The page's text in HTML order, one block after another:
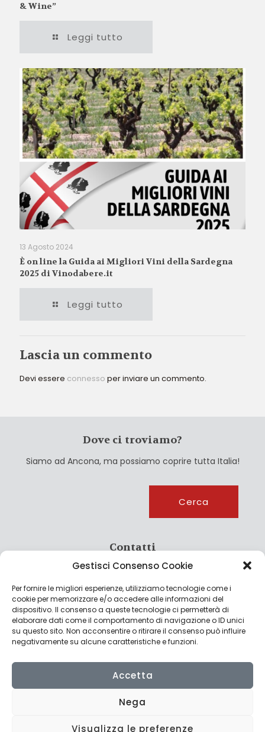
Gestisci Consenso Cookie
Per fornire le migliori esperienze, utilizziamo tecnologie come i
cookie per memorizzare e/o accedere alle informazioni del
dispositivo. Il consenso a queste tecnologie ci permetterà di
elaborare dati come il comportamento di navigazione o ID unici
su questo sito. Non acconsentire o ritirare il consenso può influire
negativamente su alcune caratteristiche e funzioni.
Accetta
Nega
Visualizza le preferenze
& Wine”
Leggi tutto
13 Agosto 2024
È on line la Guida ai Migliori Vini della Sardegna
2025 di Vinodabere.it
Leggi tutto
Lascia un commento
Devi essere connesso per inviare un commento.
Dove ci troviamo?
Siamo ad Ancona, ma possiamo coprire tutta Italia!
Cerca
Contatti
info@culturagroalimentare.com
Note legali
Privacy Policy